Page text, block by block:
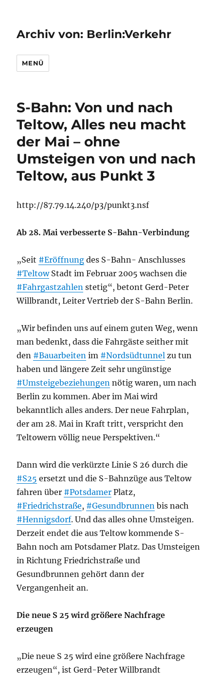
Archiv von: Berlin:Verkehr
MENÜ
S-Bahn: Von und nach
Teltow, Alles neu macht
der Mai – ohne
Umsteigen von und nach
Teltow, aus Punkt 3
http://87.79.14.240/p3/punkt3.nsf
Ab 28. Mai verbesserte S-Bahn-Verbindung
„Seit #Eröffnung des S-Bahn- Anschlusses
#TeltowStadt im Februar 2005 wachsen die
#Fahrgastzahlen stetig“, betont Gerd-Peter
Willbrandt, Leiter Vertrieb der S-Bahn Berlin.
„Wir befinden uns auf einem guten Weg, wenn
man bedenkt, dass die Fahrgäste seither mit
den #Bauarbeiten im #Nordsüdtunnel zu tun
haben und längere Zeit sehr ungünstige
#Umsteigebeziehungen nötig waren, um nach
Berlin zu kommen. Aber im Mai wird
bekanntlich alles anders. Der neue Fahrplan,
der am 28. Mai in Kraft tritt, verspricht den
Teltowern völlig neue Perspektiven.“
Dann wird die verkürzte Linie S 26 durch die
#S25 ersetzt und die S-Bahnzüge aus Teltow
fahren über #Potsdamer Platz,
#Friedrichstraße, #Gesundbrunnen bis nach
#Hennigsdorf. Und das alles ohne Umsteigen.
Derzeit endet die aus Teltow kommende S-
Bahn noch am Potsdamer Platz. Das Umsteigen
in Richtung Friedrichstraße und
Gesundbrunnen gehört dann der
Vergangenheit an.
Die neue S 25 wird größere Nachfrage
erzeugen
„Die neue S 25 wird eine größere Nachfrage
erzeugen“, ist Gerd-Peter Willbrandt